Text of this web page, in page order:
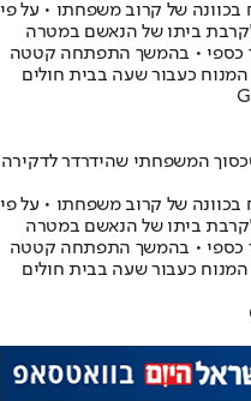
של קרוב משפחתו • על פי
ביתו של הנאשם במטרה
כספי • בהמשך התפתחה קטטה
כעבור שעה בבית חולים
המשפחתי שהידרדר לדקירה
של קרוב משפחתו • על פי
ביתו של הנאשם במטרה
כספי • בהמשך התפתחה קטטה
כעבור שעה בבית חולים